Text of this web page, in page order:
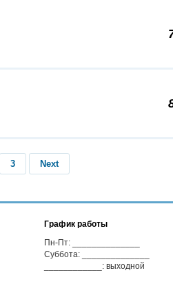
3 Next
График работы
Пн-Пт: ______________
Суббота: ______________
____________: выходной